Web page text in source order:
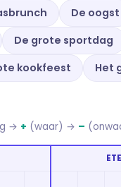
De oogst
De grote sportdag
kookfeest
Het
→ + (waar) → –